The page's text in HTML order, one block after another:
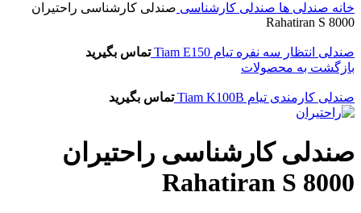
خانه صندلی ها صندلی کارشناسی صندلی کارشناسی راحتیران
Rahatiran S 8000
صندلی انتظار سه نفره تیام Tiam E150
تماس بگیرید
بازگشت به محصولات
صندلی کارمندی تیام Tiam K100B تماس بگیرید
صندلی کارشناسی راحتیران
Rahatiran S 8000